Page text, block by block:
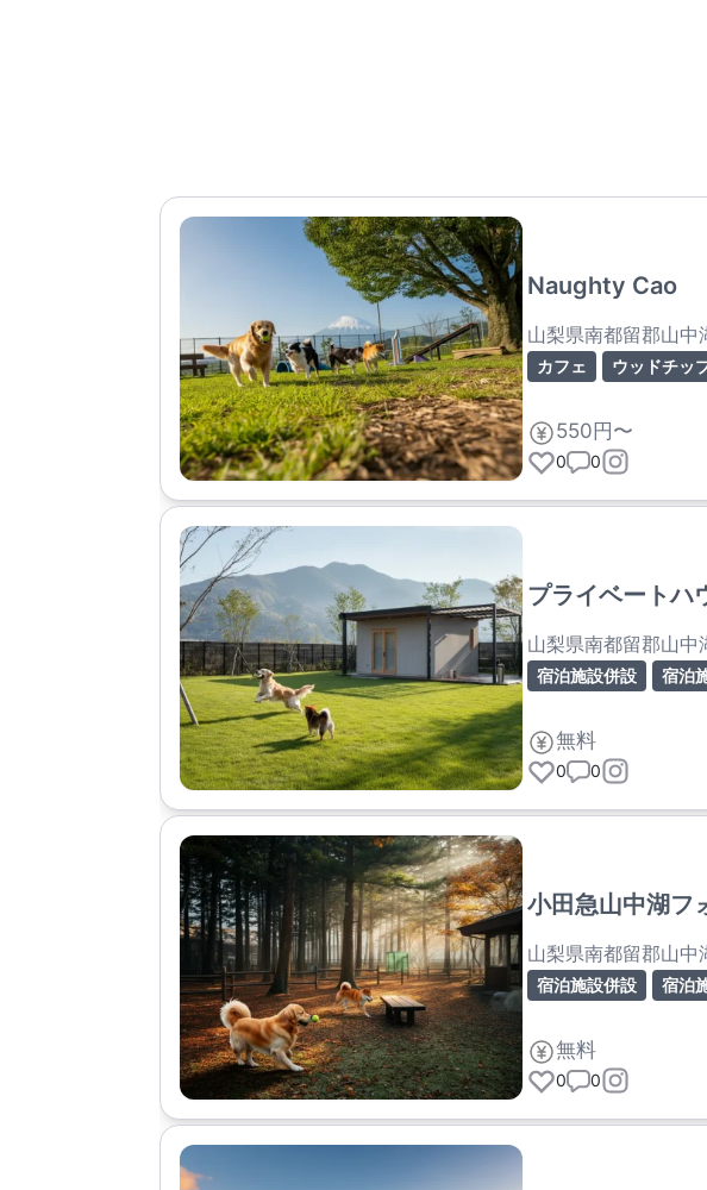
Naughty Cao
山梨県南都留郡山中
カフェ ウッドチッ
550円〜
0 0
プライベートハ
山梨県南都留郡山中
宿泊施設併設 宿泊
無料
0 0
小田急山中湖フ
山梨県南都留郡山中
宿泊施設併設 宿泊
無料
0 0